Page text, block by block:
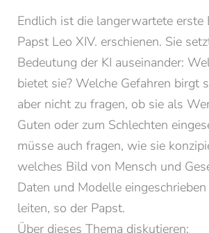
Geschichte
Bibliothek
Räumlichkeiten mieten
Kontakt & Öffnungszeiten
Alle News und Termine
Newsletter der PTH Brixen
Studium
Endlich ist die langerwartete erste
Papst Leo XIV. erschienen. Sie
Bedeutung der KI auseinander:
bietet sie? Welche Gefahren birgt
aber nicht zu fragen, ob sie als
Guten oder zum Schlechten
müsse auch fragen, wie sie
welches Bild von Mensch und
Daten und Modelle
leiten, so der Papst.
Über dieses Thema diskutieren: